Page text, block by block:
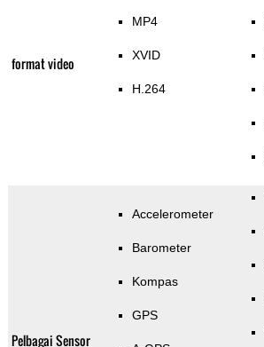
format video
MP4
XVID
H.264
Pelbagai Sensor
Accelerometer
Barometer
Kompas
GPS